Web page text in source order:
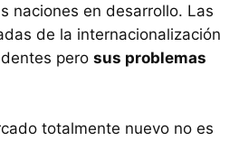
naciones en desarrollo. Las
de la internacionalización
pero sus problemas
totalmente nuevo no es